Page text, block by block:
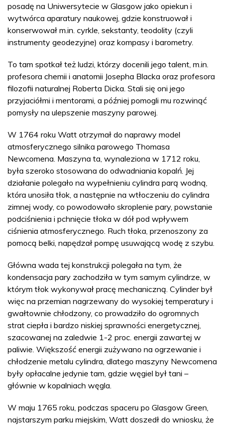
posadę na Uniwersytecie w Glasgow jako opiekun i
wytwórca aparatury naukowej, gdzie konstruował i
konserwował m.in. cyrkle, sekstanty, teodolity (czyli
instrumenty geodezyjne) oraz kompasy i barometry.
To tam spotkał też ludzi, którzy docenili jego talent, m.in.
profesora chemii i anatomii Josepha Blacka oraz profesora
filozofii naturalnej Roberta Dicka. Stali się oni jego
przyjaciółmi i mentorami, a później pomogli mu rozwinąć
pomysły na ulepszenie maszyny parowej.
W 1764 roku Watt otrzymał do naprawy model
atmosferycznego silnika parowego Thomasa
Newcomena. Maszyna ta, wynaleziona w 1712 roku,
była szeroko stosowana do odwadniania kopalń. Jej
działanie polegało na wypełnieniu cylindra parą wodną,
która unosiła tłok, a następnie na wtłoczeniu do cylindra
zimnej wody, co powodowało skroplenie pary, powstanie
podciśnienia i pchnięcie tłoka w dół pod wpływem
ciśnienia atmosferycznego. Ruch tłoka, przenoszony za
pomocą belki, napędzał pompę usuwającą wodę z szybu.
Główna wada tej konstrukcji polegała na tym, że
kondensacja pary zachodziła w tym samym cylindrze, w
którym tłok wykonywał pracę mechaniczną. Cylinder był
więc na przemian nagrzewany do wysokiej temperatury i
gwałtownie chłodzony, co prowadziło do ogromnych
strat ciepła i bardzo niskiej sprawności energetycznej,
szacowanej na zaledwie 1-2 proc. energii zawartej w
paliwie. Większość energii zużywano na ogrzewanie i
chłodzenie metalu cylindra, dlatego maszyny Newcomena
były opłacalne jedynie tam, gdzie węgiel był tani –
głównie w kopalniach węgla.
W maju 1765 roku, podczas spaceru po Glasgow Green,
najstarszym parku miejskim, Watt doszedł do wniosku, że